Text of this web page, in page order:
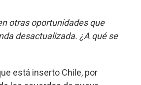
otras oportunidades que
desactualizada. ¿A qué se
está inserto Chile, por